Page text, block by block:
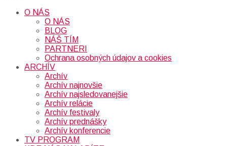
O NÁS
O NÁS
BLOG
NÁŠ TÍM
PARTNERI
Ochrana osobných údajov a cookies
ARCHÍV
Archív
Archív najnovšie
Archív najsledovanejšie
Archív relácie
Archív festivaly
Archív prednášky
Archív konferencie
TV PROGRAM